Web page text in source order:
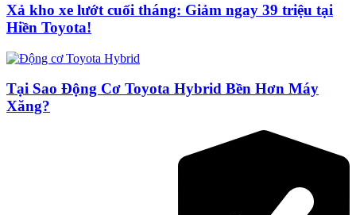
Xả kho xe lướt cuối tháng: Giảm ngay 39 triệu tại
Hiền Toyota!
Tại Sao Động Cơ Toyota Hybrid Bền Hơn Máy
Xăng?